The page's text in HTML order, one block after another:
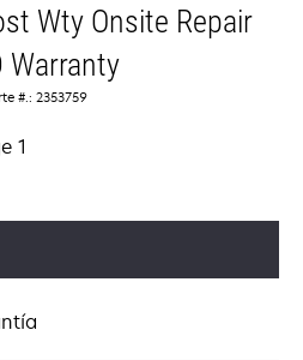
Wty Onsite Repair
Warranty
#.: 2353759